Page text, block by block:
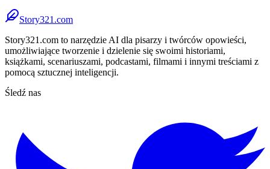
Story321.com
Story321.com to narzędzie AI dla pisarzy i twórców opowieści,
umożliwiające tworzenie i dzielenie się swoimi historiami,
książkami, scenariuszami, podcastami, filmami i innymi treściami z
pomocą sztucznej inteligencji.
Śledź nas